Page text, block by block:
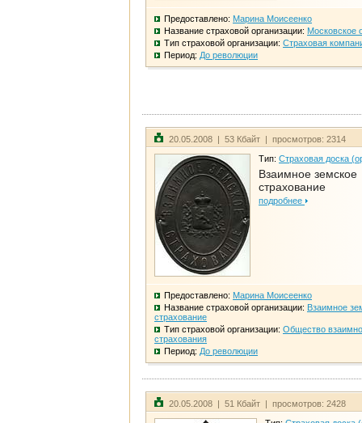
Предоставлено: Марина Моисеенко
Название страховой организации: Московское
Тип страховой организации: Страховая
Период: До революции
20.05.2008 | 53 Кбайт | просмотров: 2314
Тип: Страховая доска
Взаимное земское
страхование
подробнее
Предоставлено: Марина Моисеенко
Название страховой организации: Взаимное
страхование
Тип страховой организации: Общество
страхования
Период: До революции
20.05.2008 | 51 Кбайт | просмотров: 2428